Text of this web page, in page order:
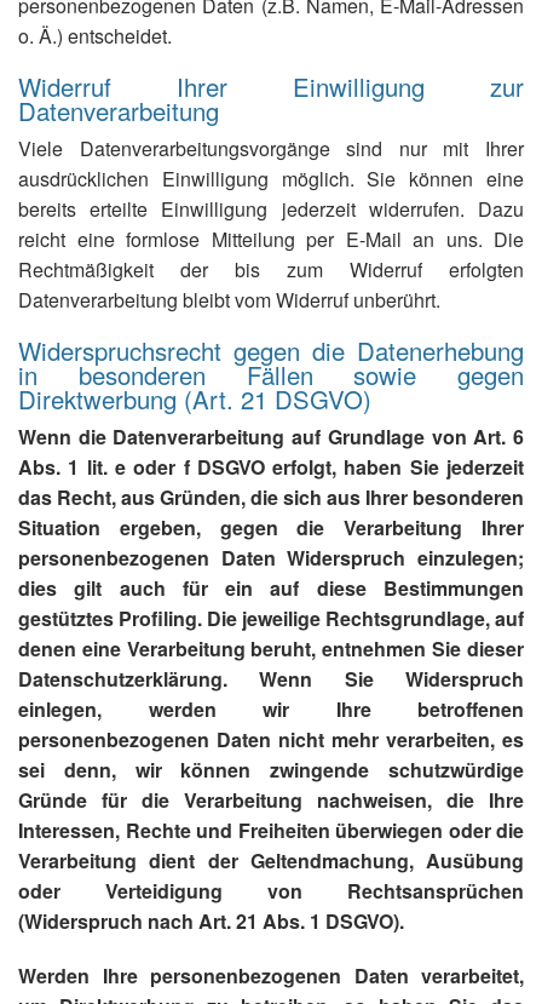
o. Ä.) entscheidet.
Widerruf Ihrer Einwilligung zur
Datenverarbeitung
Viele Datenverarbeitungsvorgänge sind nur mit Ihrer
ausdrücklichen Einwilligung möglich. Sie können eine
bereits erteilte Einwilligung jederzeit widerrufen. Dazu
reicht eine formlose Mitteilung per E-Mail an uns. Die
Rechtmäßigkeit der bis zum Widerruf erfolgten
Datenverarbeitung bleibt vom Widerruf unberührt.
Widerspruchsrecht gegen die Datenerhebung
in besonderen Fällen sowie gegen
Direktwerbung (Art. 21 DSGVO)
Wenn die Datenverarbeitung auf Grundlage von Art. 6
Abs. 1 lit. e oder f DSGVO erfolgt, haben Sie jederzeit
das Recht, aus Gründen, die sich aus Ihrer besonderen
Situation ergeben, gegen die Verarbeitung Ihrer
personenbezogenen Daten Widerspruch einzulegen;
dies gilt auch für ein auf diese Bestimmungen
gestütztes Profiling. Die jeweilige Rechtsgrundlage, auf
denen eine Verarbeitung beruht, entnehmen Sie dieser
Datenschutzerklärung. Wenn Sie Widerspruch
einlegen, werden wir Ihre betroffenen
personenbezogenen Daten nicht mehr verarbeiten, es
sei denn, wir können zwingende schutzwürdige
Gründe für die Verarbeitung nachweisen, die Ihre
Interessen, Rechte und Freiheiten überwiegen oder die
Verarbeitung dient der Geltendmachung, Ausübung
oder Verteidigung von Rechtsansprüchen
(Widerspruch nach Art. 21 Abs. 1 DSGVO).
Werden Ihre personenbezogenen Daten verarbeitet,